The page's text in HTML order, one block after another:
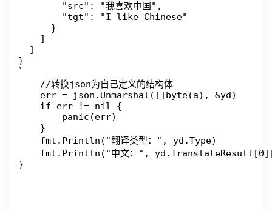
        "src": "我喜欢中国",
        "tgt": "I like Chinese"
      }
    ]
  ]
}
`
    //转换json为自己定义的结构体
    err = json.Unmarshal([]byte(a), &yd)
    if err != nil {
        panic(err)
    }
    fmt.Println("翻译类型：", yd.Type)
fmt.Println("中文：",